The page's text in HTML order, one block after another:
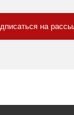
на